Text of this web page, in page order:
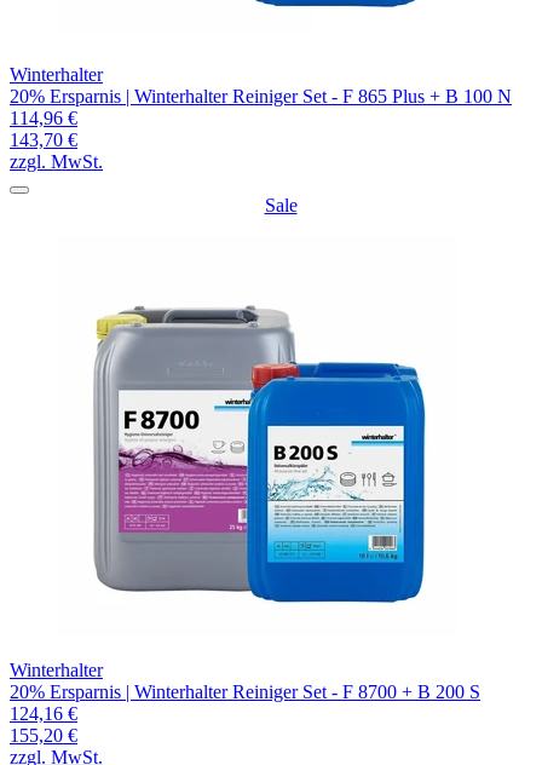
Winterhalter
20% Ersparnis | Winterhalter Reiniger Set - F 865 Plus + B 100 N
114,96 €
143,70 €
zzgl. MwSt.
Sale
Winterhalter
20% Ersparnis | Winterhalter Reiniger Set - F 8700 + B 200 S
124,16 €
155,20 €
zzgl. MwSt.